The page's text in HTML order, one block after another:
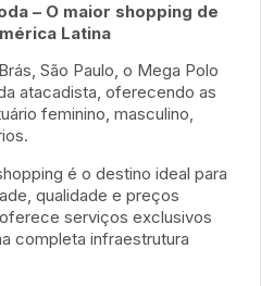
– O maior shopping de
Latina
São Paulo, o Mega Polo
atacadista, oferecendo as
feminino, masculino,
é o destino ideal para
qualidade e preços
serviços exclusivos
completa infraestrutura